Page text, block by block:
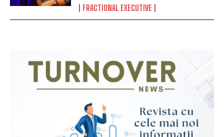
FRACTIONAL EXECUTIVE